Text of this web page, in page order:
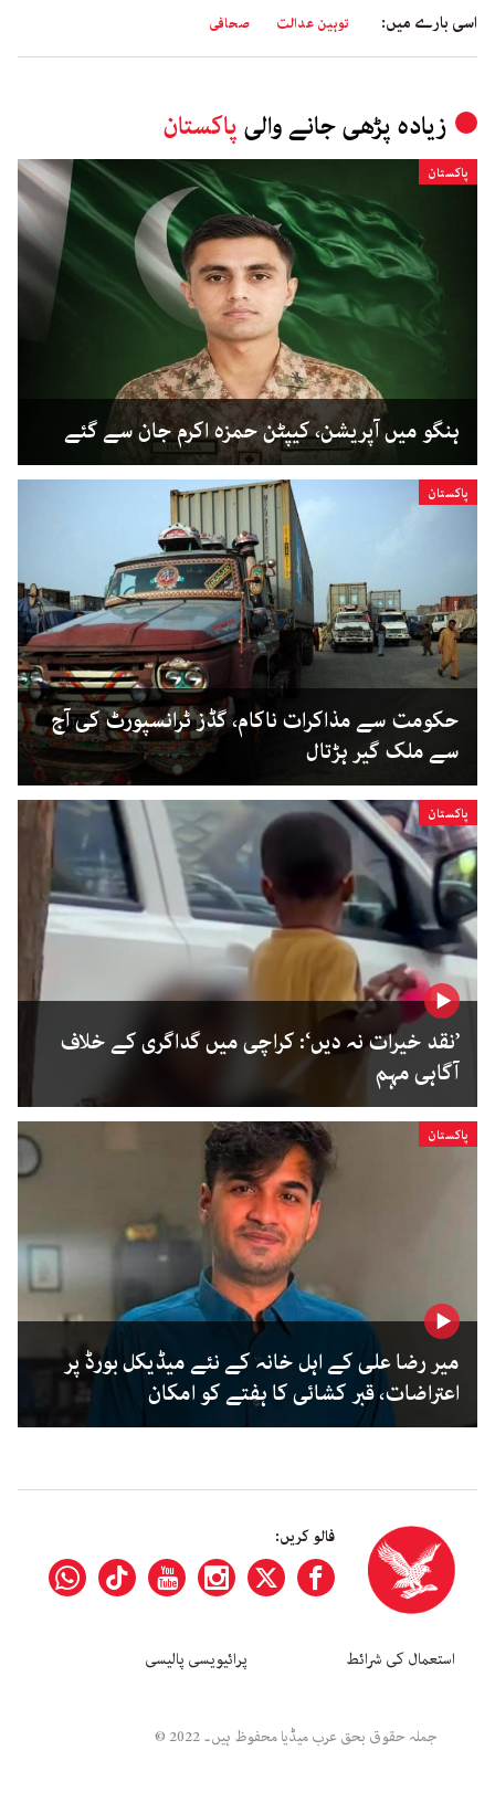
اسی بارے میں: توہین عدالت صحافی
زیادہ پڑھی جانے والی پاکستان
پاکستان
ہنگو میں آپریشن، کیپٹن حمزہ اکرم جان سے گئے
پاکستان
حکومت سے مذاکرات ناکام، گڈز ٹرانسپورٹ کی آج
سے ملک گیر ہڑتال
پاکستان
’نقد خیرات نہ دیں‘: کراچی میں گداگری کے خلاف
آگاہی مہم
پاکستان
میر رضا علی کے اہل خانہ کے نئے میڈیکل بورڈ پر
اعتراضات، قبر کشائی کا ہفتے کو امکان
فالو کریں:
استعمال کی شرائط پرائیویسی پالیسی
جملہ حقوق بحق عرب میڈیا محفوظ ہیں۔ 2022 ©